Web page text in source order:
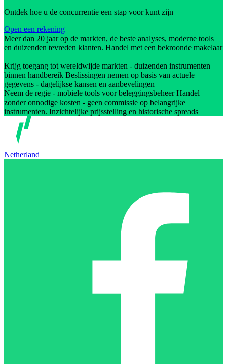
Ontdek hoe u de concurrentie een stap voor kunt zijn
Open een rekening
Meer dan 20 jaar op de markten, de beste analyses, moderne tools
en duizenden tevreden klanten. Handel met een bekroonde makelaar
Krijg toegang tot wereldwijde markten - duizenden instrumenten
binnen handbereik Beslissingen nemen op basis van actuele
gegevens - dagelijkse kansen en aanbevelingen
Neem de regie - mobiele tools voor beleggingsbeheer Handel
zonder onnodige kosten - geen commissie op belangrijke
instrumenten. Inzichtelijke prijsstelling en historische spreads
Netherland